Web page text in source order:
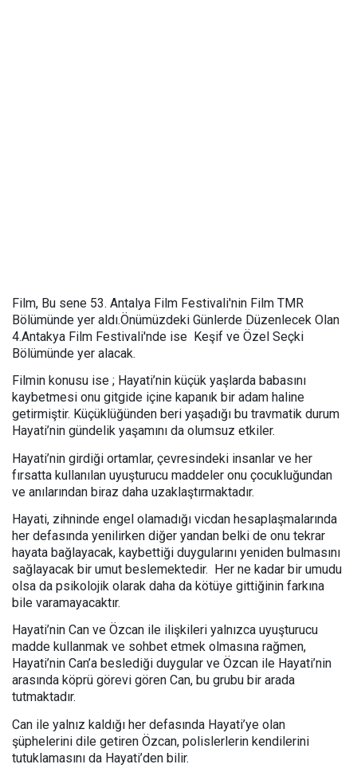
Film, Bu sene 53. Antalya Film Festivali'nin Film TMR
Bölümünde yer aldı.Önümüzdeki Günlerde Düzenlecek Olan
4.Antakya Film Festivali'nde ise Keşif ve Özel Seçki
Bölümünde yer alacak.
Filmin konusu ise ; Hayati’nin küçük yaşlarda babasını
kaybetmesi onu gitgide içine kapanık bir adam haline
getirmiştir. Küçüklüğünden beri yaşadığı bu travmatik durum
Hayati’nin gündelik yaşamını da olumsuz etkiler.
Hayati’nin girdiği ortamlar, çevresindeki insanlar ve her
fırsatta kullanılan uyuşturucu maddeler onu çocukluğundan
ve anılarından biraz daha uzaklaştırmaktadır.
Hayati, zihninde engel olamadığı vicdan hesaplaşmalarında
her defasında yenilirken diğer yandan belki de onu tekrar
hayata bağlayacak, kaybettiği duygularını yeniden bulmasını
sağlayacak bir umut beslemektedir. Her ne kadar bir umudu
olsa da psikolojik olarak daha da kötüye gittiğinin farkına
bile varamayacaktır.
Hayati’nin Can ve Özcan ile ilişkileri yalnızca uyuşturucu
madde kullanmak ve sohbet etmek olmasına rağmen,
Hayati’nin Can’a beslediği duygular ve Özcan ile Hayati’nin
arasında köprü görevi gören Can, bu grubu bir arada
tutmaktadır.
Can ile yalnız kaldığı her defasında Hayati’ye olan
şüphelerini dile getiren Özcan, polislerlerin kendilerini
tutuklamasını da Hayati’den bilir.